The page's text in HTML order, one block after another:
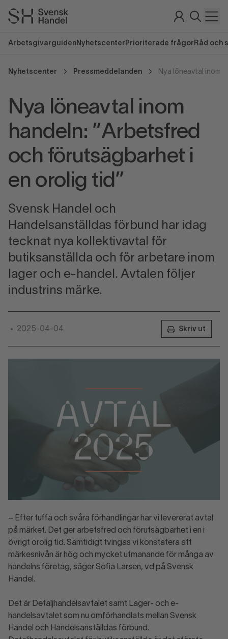
Arbetsgivarguiden Nyhetscenter Prioriterade frågor Råd och
Nyhetscenter Pressmeddelanden
Nya löneavtal inom
handeln: ”Arbetsfred
och förutsägbarhet i
en orolig tid”
Svensk Handel och
Handelsanställdas förbund har idag
tecknat nya kollektivavtal för
butiksanställda och för arbetare inom
lager och e-handel. Avtalen följer
industrins märke.
• 2025-04-04 Skriv ut
– Efter tuffa och svåra förhandlingar har vi levererat avtal
på märket. Det ger arbetsfred och förutsägbarhet i en i
övrigt orolig tid. Samtidigt tvingas vi konstatera att
märkesnivån är hög och mycket utmanande för många av
handelns företag, säger Sofia Larsen, vd på Svensk
Handel.
Det är Detaljhandelsavtalet samt Lager- och e-
handelsavtalet som nu omförhandlats mellan Svensk
Handel och Handelsanställdas förbund.